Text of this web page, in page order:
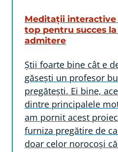
Meditații
top pentru succes la
admitere
Știi foarte bine cât e
găsești un profesor
pregătești. Ei bine,
dintre principalele
am pornit acest
furniza pregătire de
doar celor norocoși